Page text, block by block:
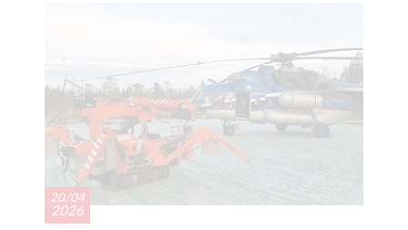
20/04
2026